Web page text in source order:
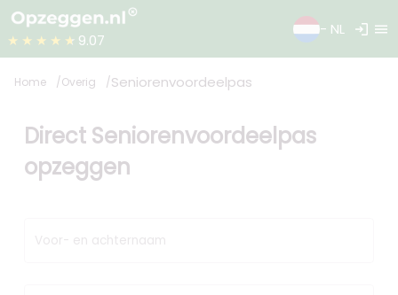
★★★★★ 9.07
- NL login menu
Home Overig Seniorenvoordeelpas
Direct Seniorenvoordeelpas
opzeggen
Voor- en achternaam